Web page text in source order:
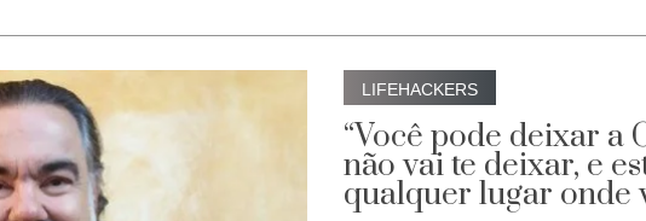
LIFEHACKERS
“Você pode deixar a
não vai te deixar, e
qualquer lugar onde